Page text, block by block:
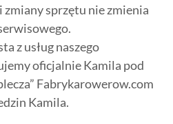
sprzętu nie zmienia
z usług naszego
oficjalnie Kamila pod
Fabrykarowerow.com
Kamila.